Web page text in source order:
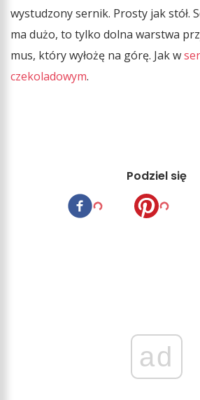
wystudzony sernik. Prosty jak stół.
ma dużo, to tylko dolna warstwa
mus, który wyłożę na górę. Jak w
czekoladowym.
Podziel się
ad